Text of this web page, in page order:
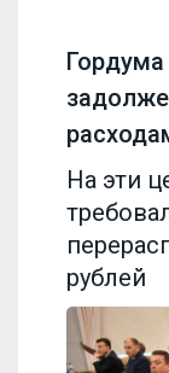
Гордума
На эти
рублей